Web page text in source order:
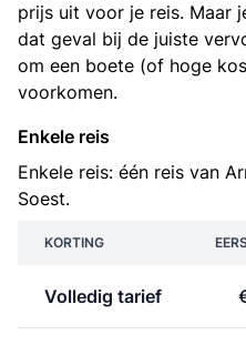
prijs uit voor je reis. Maar
dat geval bij de juiste
om een boete (of hoge
voorkomen.
Enkele reis
Enkele reis: één reis van
Soest.
KORTING
Volledig tarief